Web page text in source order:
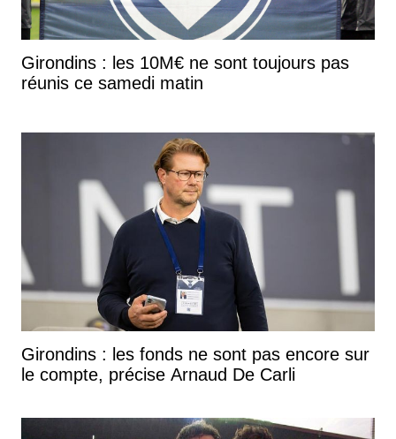
Girondins : les 10M€ ne sont toujours pas
réunis ce samedi matin
Girondins : les fonds ne sont pas encore sur
le compte, précise Arnaud De Carli